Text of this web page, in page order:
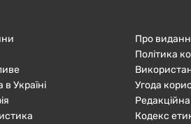
в Україні
Про
Політика
Угода
Кодекс